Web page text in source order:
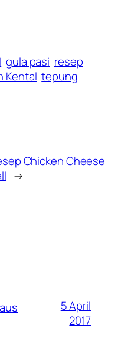
gula pasi resep
Kental tepung
Chicken Cheese
→
5 April
2017